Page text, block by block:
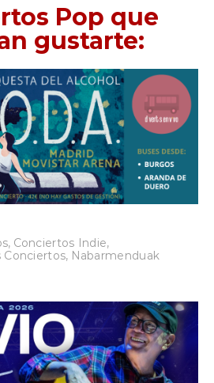
Pop que
gustarte:
, Conciertos Indie,
Conciertos, Nabarmenduak